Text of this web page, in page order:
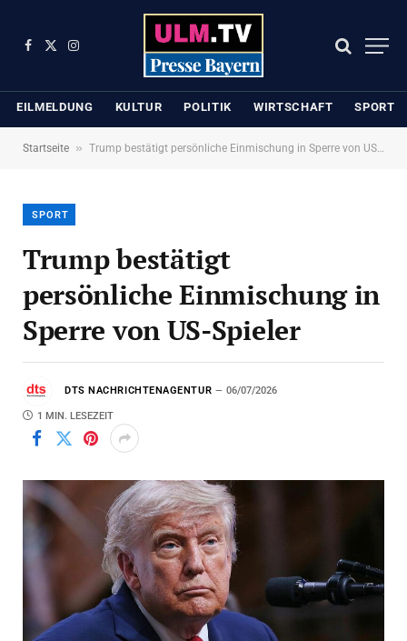
Facebook
X
Instagram
EILMELDUNG KULTUR POLITIK WIRTSCHAFT SPORT
Startseite » Trump bestätigt persönliche Einmischung in Sperre von US-Spieler
SPORT
Trump bestätigt
persönliche Einmischung in
Sperre von US-Spieler
DTS NACHRICHTENAGENTUR 06/07/2026
1 MIN. LESEZEIT